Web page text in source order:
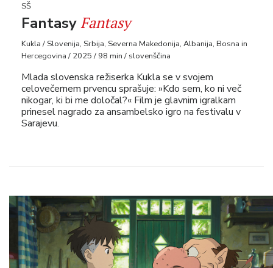
SŠ
FantasyFantasy
Kukla / Slovenija, Srbija, Severna Makedonija, Albanija, Bosna in
Hercegovina / 2025 / 98 min / slovenščina
Mlada slovenska režiserka Kukla se v svojem
celovečernem prvencu sprašuje: »Kdo sem, ko ni več
nikogar, ki bi me določal?« Film je glavnim igralkam
prinesel nagrado za ansambelsko igro na festivalu v
Sarajevu.